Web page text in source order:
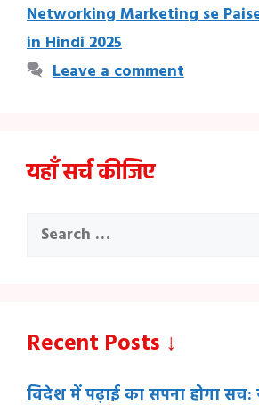
Networking Marketing se
in Hindi 2025
Leave a comment
यहाँ सर्च कीजिए
Search
for:
Recent Posts ↓
विदेश में पढ़ाई का सपना होगा सच: